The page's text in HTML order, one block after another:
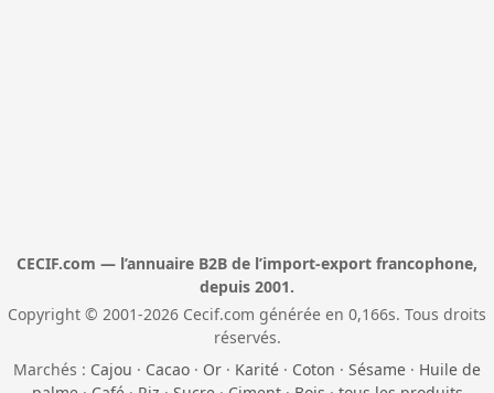
CECIF.com — l’annuaire B2B de l’import-export francophone,
depuis 2001.
Copyright © 2001-2026 Cecif.com générée en 0,166s. Tous droits
réservés.
Marchés : Cajou · Cacao · Or · Karité · Coton · Sésame · Huile de